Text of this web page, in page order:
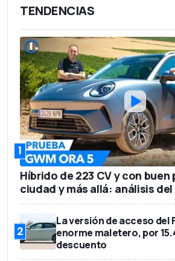
TENDENCIAS
1
Híbrido de 223 CV y con buen
ciudad y más allá: análisis del
2
La versión de acceso del
enorme maletero, por
descuento